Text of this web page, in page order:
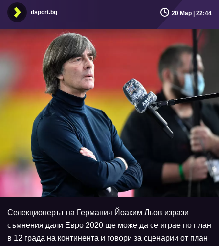
dsport.bg 20 Мар | 22:44
Селекционерът на Германия Йоаким Льов изрази
съмнения дали Евро 2020 ще може да се играе по план
в 12 града на континента и говори за сценарии от план